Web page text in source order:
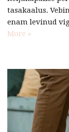
tasakaalus.
enam levinud
More »